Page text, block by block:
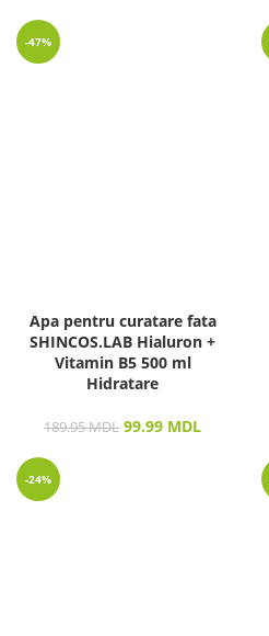
-47%
Apa pentru curatare fata
SHINCOS.LAB Hialuron +
Vitamin B5 500 ml
Hidratare
189.95MDL 99.99 MDL
-24%